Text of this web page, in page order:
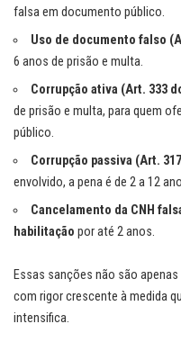
falsa em documento público.
Uso de documento falso
6 anos de prisão e multa.
Corrupção ativa (Art. 333
de prisão e multa, para quem
público.
Corrupção passiva (Art.
envolvido, a pena é de 2 a 12
Cancelamento da CNH
habilitação por até 2 anos.
Essas sanções não são
com rigor crescente à medida
intensifica.